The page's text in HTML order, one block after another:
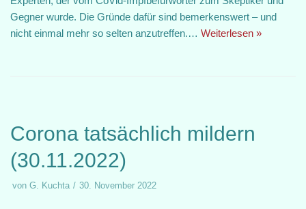
Gegner wurde. Die Gründe dafür sind bemerkenswert – und
nicht einmal mehr so selten anzutreffen.… Weiterlesen »
Corona tatsächlich mildern
(30.11.2022)
von G. Kuchta 30. November 2022